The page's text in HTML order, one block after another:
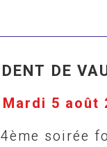
DENT DE
Mardi 5 août
4ème soirée